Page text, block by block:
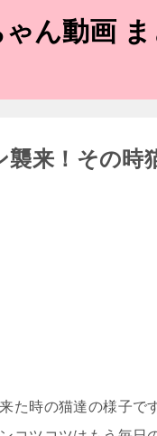
ゃん動画
来！その時
た時の猫達の様子で